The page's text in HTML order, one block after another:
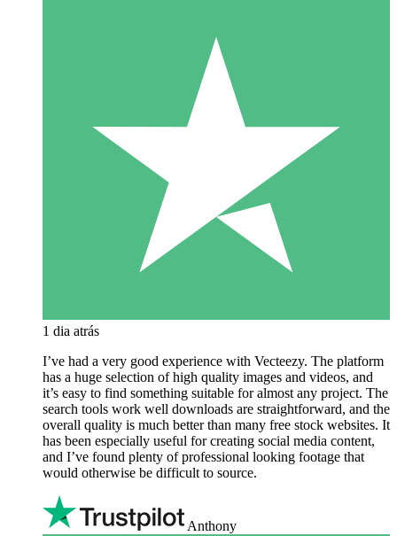
1 dia atrás
I’ve had a very good experience with Vecteezy. The platform
has a huge selection of high quality images and videos, and
it’s easy to find something suitable for almost any project. The
search tools work well downloads are straightforward, and the
overall quality is much better than many free stock websites. It
has been especially useful for creating social media content,
and I’ve found plenty of professional looking footage that
would otherwise be difficult to source.
Anthony